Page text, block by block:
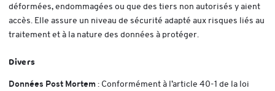
déformées, endommagées ou que des tiers non autorisés y aient
accès. Elle assure un niveau de sécurité adapté aux risques liés au
traitement et à la nature des données à protéger.
Divers
Données Post Mortem : Conformément à l’article 40-1 de la loi